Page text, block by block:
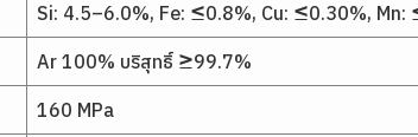
Si: 4.5–6.0%, Fe: ≤0.8%, Cu: ≤0.30%,
Ar 100% บริสุทธิ์ ≥99.7%
160 MPa